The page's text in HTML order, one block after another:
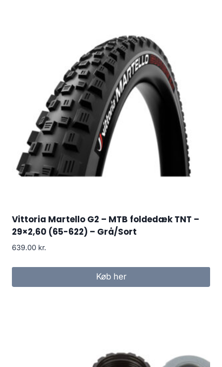
Vittoria Martello G2 – MTB foldedæk TNT –
29×2,60 (65-622) – Grå/Sort
639.00 kr.
Køb her